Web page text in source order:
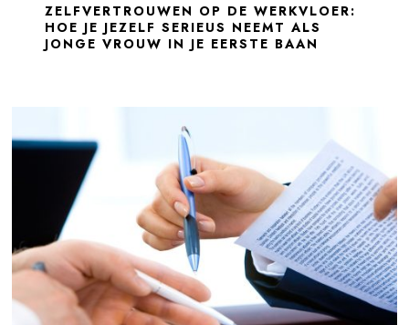
ZELFVERTROUWEN OP DE WERKVLOER:
HOE JE JEZELF SERIEUS NEEMT ALS
JONGE VROUW IN JE EERSTE BAAN